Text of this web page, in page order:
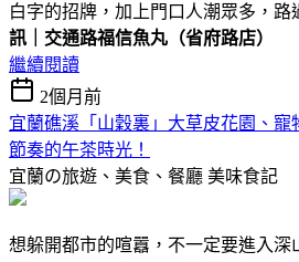
白字的招牌，加上門口人潮眾多，路
訊｜交通路福信魚丸（省府路店）
繼續閱讀
2個月前
宜蘭礁溪「山穀裏」大草皮花園、寵
節奏的午茶時光！
宜蘭の旅遊、美食、餐廳 美味食記
想躲開都市的喧囂，不一定要進入深